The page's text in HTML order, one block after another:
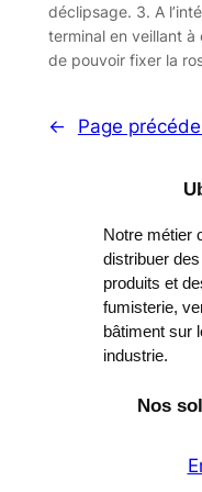
déclipsage. 3. A
terminal en veillant
de pouvoir fixer la
← Page
Notre métier
distribuer
produits et
fumisterie,
bâtiment sur
industrie.
Nos